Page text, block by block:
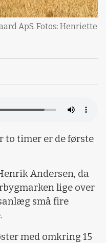
ApS. Fotos: Henriette
to timer er de første
Andersen, da
lige over
små fire
med omkring 15